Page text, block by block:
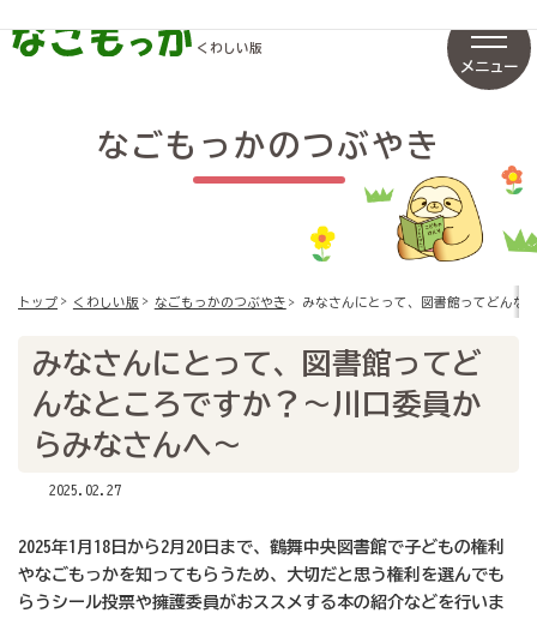
くわしい版
メニュー
なごもっかのつぶやき
トップ くわしい版 なごもっかのつぶやき みなさんにとって、図書館ってどんな
みなさんにとって、図書館ってど
んなところですか？～川口委員か
らみなさんへ～
2025.02.27
2025年1月18日から2月20日まで、鶴舞中央図書館で子どもの権利
やなごもっかを知ってもらうため、大切だと思う権利を選んでも
らうシール投票や擁護委員がおススメする本の紹介などを行いま